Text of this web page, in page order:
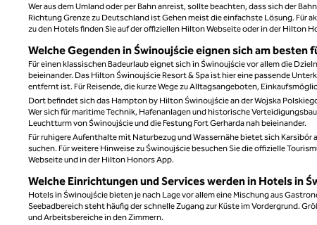
Wer aus dem Umland oder per Bahn anreist, sollte beachten, dass sich der
Richtung Grenze zu Deutschland ist Gehen meist die einfachste Lösung. Für
zu den Hotels finden Sie auf der offiziellen Hilton Webseite oder in der Hilton
Welche Gegenden in Świnoujście eignen sich am
Für einen klassischen Badeurlaub eignet sich in Świnoujście vor allem die
beieinander. Das Hilton Świnoujście Resort & Spa ist hier eine passende
entfernt ist. Für Reisende, die kurze Wege zu Alltagsangeboten,
Dort befindet sich das Hampton by Hilton Świnoujście an der Wojska
Wer sich für maritime Technik, Hafenanlagen und historische
Leuchtturm von Świnoujście und die Festung Fort Gerharda nah beieinander.
Für ruhigere Aufenthalte mit Naturbezug und Wassernähe bietet sich
suchen. Für weitere Hinweise zu Świnoujście besuchen Sie die offizielle
Webseite und in der Hilton Honors App.
Welche Einrichtungen und Services werden in Hotels in
Hotels in Świnoujście bieten je nach Lage vor allem eine Mischung aus
Seebadbereich steht häufig der schnelle Zugang zur Küste im Vordergrund.
und Arbeitsbereiche in den Zimmern.